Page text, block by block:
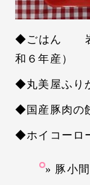
◆ごはん 岩
和６年産）
◆丸美屋ふり
◆国産豚肉
◆ホイコ
豚小